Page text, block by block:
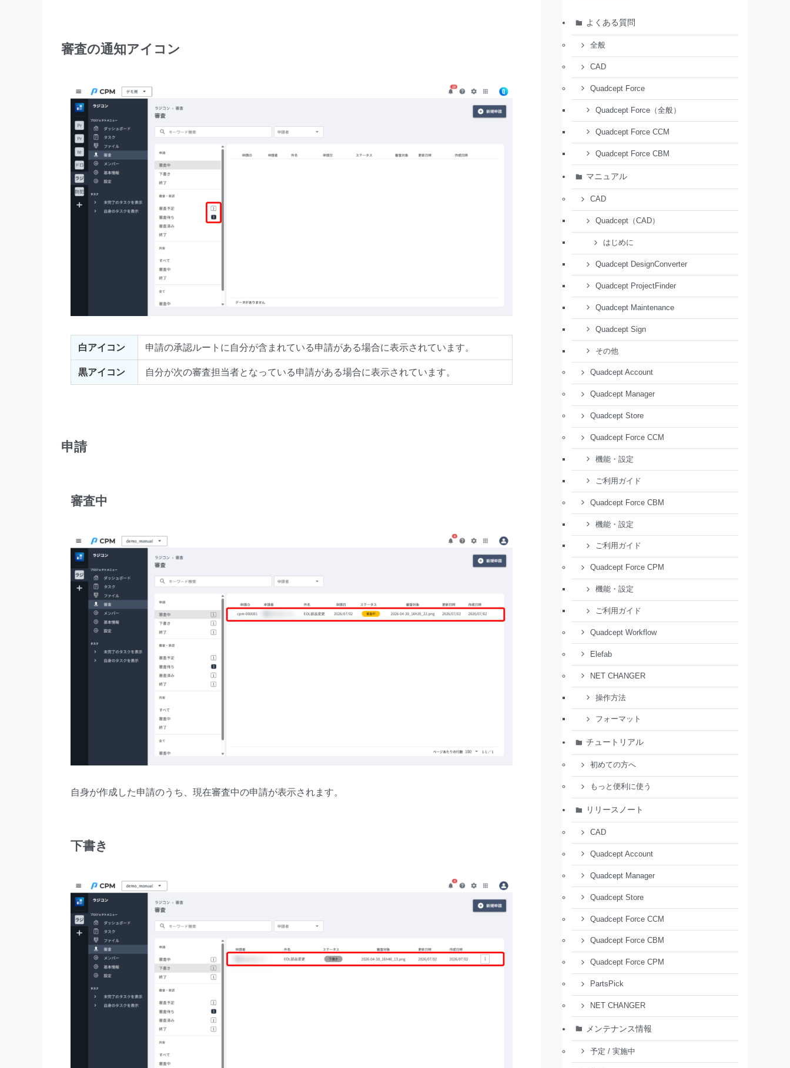
審査の通知アイコン
白アイコン 申請の承認ルートに自分が含まれている申請がある場合に表示されています。
黒アイコン 自分が次の審査担当者となっている申請がある場合に表示されています。
申請
審査中
自身が作成した申請のうち、現在審査中の申請が表示されます。
下書き
よくある質問
全般
CAD
Quadcept Force
Quadcept Force（全般）
Quadcept Force CCM
Quadcept Force CBM
マニュアル
CAD
Quadcept（CAD）
はじめに
Quadcept DesignConverter
Quadcept ProjectFinder
Quadcept Maintenance
Quadcept Sign
その他
Quadcept Account
Quadcept Manager
Quadcept Store
Quadcept Force CCM
機能・設定
ご利用ガイド
Quadcept Force CBM
機能・設定
ご利用ガイド
Quadcept Force CPM
機能・設定
ご利用ガイド
Quadcept Workflow
Elefab
NET CHANGER
操作方法
フォーマット
チュートリアル
初めての方へ
もっと便利に使う
リリースノート
CAD
Quadcept Account
Quadcept Manager
Quadcept Store
Quadcept Force CCM
Quadcept Force CBM
Quadcept Force CPM
PartsPick
NET CHANGER
メンテナンス情報
予定 / 実施中